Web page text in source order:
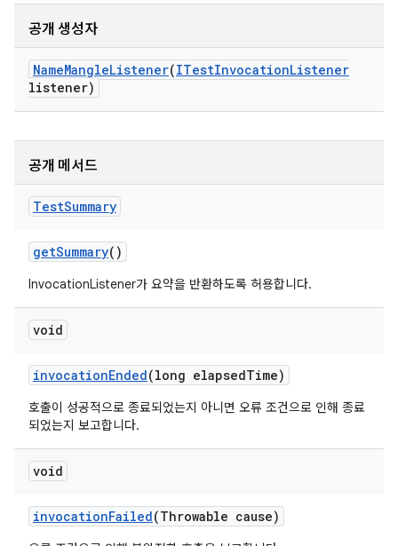
공개 생성자
NameMangleListener(ITestInvocationListener
listener)
공개 메서드
TestSummary
getSummary()
InvocationListener가 요약을 반환하도록 허용합니다.
void
invocationEnded(long elapsedTime)
호출이 성공적으로 종료되었는지 아니면 오류 조건으로 인해 종료
되었는지 보고합니다.
void
invocationFailed(Throwable cause)